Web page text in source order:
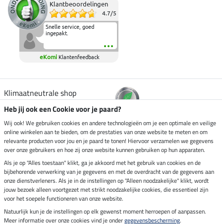
Klantbeoordelingen
4.7/5
Snelle service, goed
ingepakt.
eKomi Klantenfeedback
Klimaatneutrale shop
Verzending per
Veilig betalen met
Impressum
Heb jij ook een Cookie voor je paard?
Wij ook! We gebruiken cookies en andere technologieën om je een optimale en veilige
online winkelen aan te bieden, om de prestaties van onze website te meten en om
relevante producten voor jou en je paard te tonen! Hiervoor verzamelen we gegevens
over onze gebruikers en hoe zij onze website kunnen gebruiken op hun apparaten.
Als je op "Alles toestaan" klikt, ga je akkoord met het gebruik van cookies en de
bijbehorende verwerking van je gegevens en met de overdracht van de gegevens aan
onze dienstverleners. Als je in de instellingen op "Alleen noodzakelijke" klikt, wordt
jouw bezoek alleen voortgezet met strikt noodzakelijke cookies, die essentieel zijn
voor het soepele functioneren van onze website.
Natuurlijk kun je de instellingen op elk gewenst moment herroepen of aanpassen.
Meer informatie over onze cookies vind je ondergegevensbescherming.